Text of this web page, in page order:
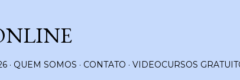
QUEM SOMOS CONTATO VIDEOCURSOS